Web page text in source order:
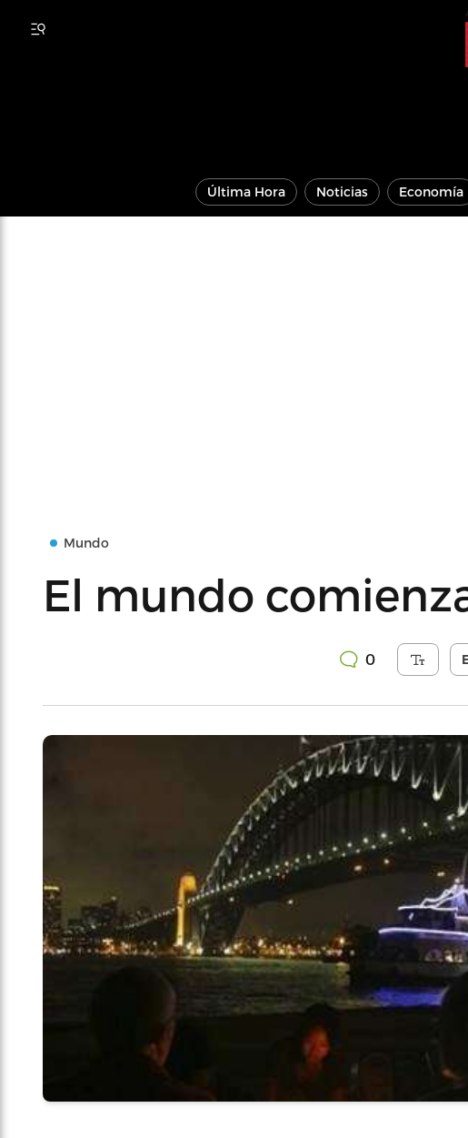
Última Hora Noticias Economía
Mundo
El mundo
0